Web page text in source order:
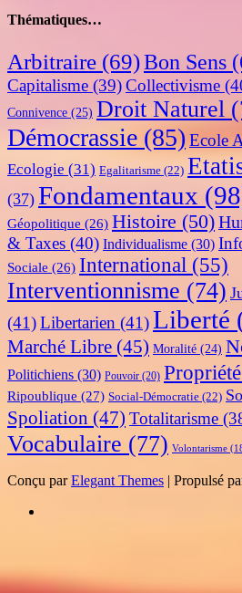
Thématiques…
Arbitraire (69)Bon Sens
Capitalisme (39)Collectivisme
Connivence (25) Droit Naturel
Démocrassie (85) Ecole
Ecologie (31) Egalitarisme (22)
(37) Fondamentaux
Géopolitique (26) Histoire (50)
& Taxes (40) Individualisme (30)
Sociale (26) International (55)
Interventionnisme (74)
(41)Libertarien (41)Liberté
Marché Libre (45) Moralité (24)
Politichiens (30) Pouvoir (20) Propriété
Ripoublique (27) Social-Démocratie (22)
Spoliation (47) Totalitarisme
Vocabulaire (77) Volontarisme
Conçu parElegant Themes | Propulsé